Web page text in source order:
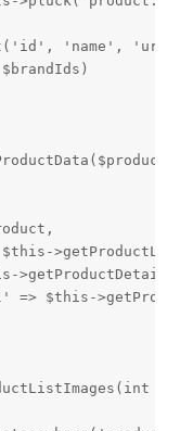
'name', 'url',
=> $this-